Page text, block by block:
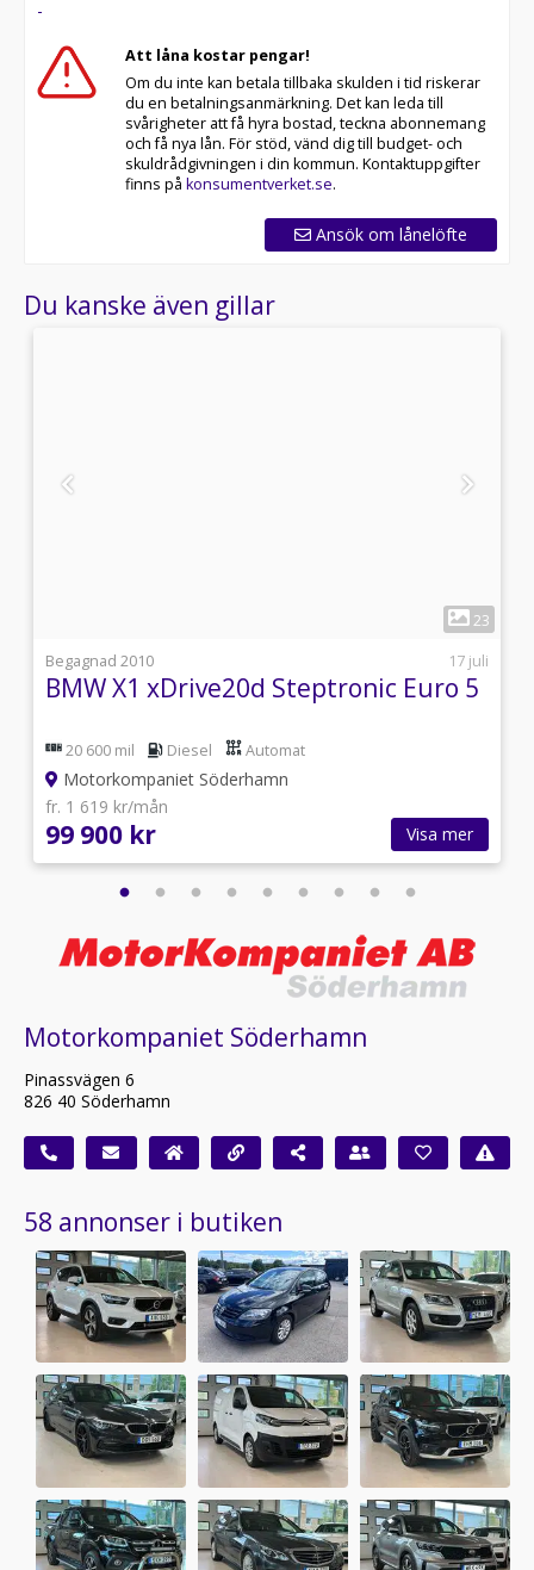
-
Att låna kostar pengar!
Om du inte kan betala tillbaka skulden i tid riskerar
du en betalningsanmärkning. Det kan leda till
svårigheter att få hyra bostad, teckna abonnemang
och få nya lån. För stöd, vänd dig till budget- och
skuldrådgivningen i din kommun. Kontaktuppgifter
finns på konsumentverket.se.
Ansök om lånelöfte
Du kanske även gillar
23
Begagnad 2010
17 juli
BMW X1 xDrive20d Steptronic Euro 5
20 600 mil Diesel Automat
Motorkompaniet Söderhamn
fr. 1 619 kr/mån
99 900 kr Visa mer
Motorkompaniet Söderhamn
Pinassvägen 6
826 40 Söderhamn
58 annonser i butiken